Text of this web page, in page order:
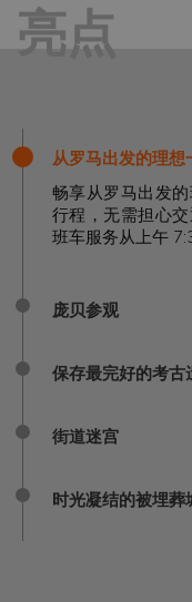
亮点
从罗马出发的理想
畅享从罗马出发
行程，无需担心
班车服务从上午
庞贝参观
保存最完好的考古
街道迷宫
时光凝结的被埋葬